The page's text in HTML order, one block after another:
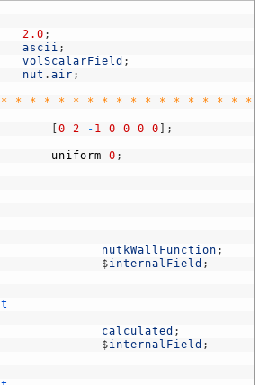
2.0 ;
ascii ;
volScalarField ;
nut . air ;
* * * * * * * * * * * * * * * * *
0 2 - 1 0 0 0 0 ;
uniform 0 ;
nutkWallFunction ;
$internalField ;
calculated ;
$internalField ;